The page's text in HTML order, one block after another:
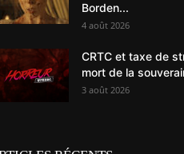
Borden...
4 août 2026
CRTC et taxe de
mort de la
3 août 2026